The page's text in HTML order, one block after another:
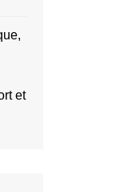
et